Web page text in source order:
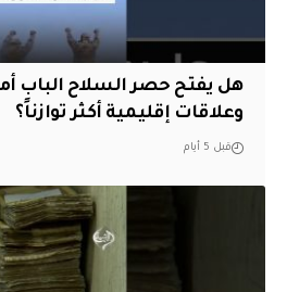
هل يفتح حصر السلاح الباب
وعلاقات إقليمية أكثر توازناً؟
قبل 5 أيام